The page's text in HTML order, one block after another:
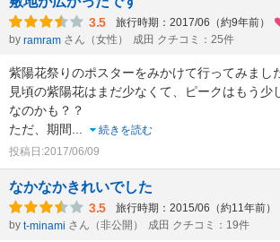
3.5 旅行時期：2017/06（約9年前）
by ramram さん（女性） 成田 クチコミ：25件
紫陽花祭りのポスターをみかけて行ってみまし
見頃の紫陽花はまだ少なくて、ピークはもう少
なのかも？？
ただ、期間
続きを読む
投稿日:2017/06/09
なかなかきれいでした
3.5 旅行時期：2015/06（約11年前）
by t-minami さん（非公開） 成田 クチコミ：19件